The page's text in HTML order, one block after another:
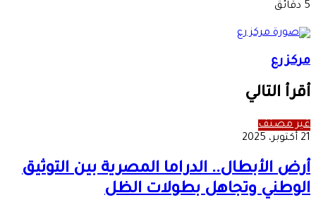
5 دقائق
مركز رع
أقرأ التالي
غير مصنف
21 أكتوبر، 2025
أرض الأبطال.. الدراما المصرية بين التوثيق
الوطني وتجاهل بطولات الظل